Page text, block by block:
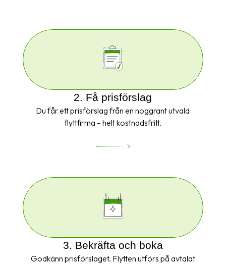
2. Få prisförslag
Du får ett prisförslag från en noggrant utvald
flyttfirma – helt kostnadsfritt.
3. Bekräfta och boka
Godkänn prisförslaget. Flytten utförs på avtalat